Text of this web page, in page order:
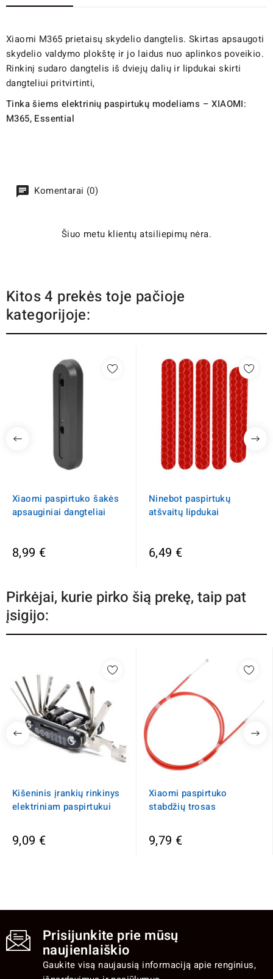
Xiaomi M365 prietaisų skydelio dangtelis. Skirtas apsaugoti
skydelio valdymo plokštę ir jo laidus nuo aplinkos poveikio.
Rinkinį sudaro dangtelis iš dviejų dalių ir lipdukai skirti
dangteliui pritvirtinti,
Tinka šiems elektrinių paspirtukų modeliams – XIAOMI:
M365, Essential
Komentarai (0)
Šiuo metu klientų atsiliepimų nėra.
Kitos 4 prekės toje pačioje
kategorijoje:
Xiaomi paspirtuko šakės
apsauginiai dangteliai
8,99 €
Ninebot paspirtukų
atšvaitų lipdukai
6,49 €
Pirkėjai, kurie pirko šią prekę, taip pat
įsigijo:
Kišeninis įrankių rinkinys
elektriniam paspirtukui
9,09 €
Xiaomi paspirtuko
stabdžių trosas
9,79 €
Prisijunkite prie mūsų
naujienlaiškio
Gaukite visą naujausią informaciją apie renginius,